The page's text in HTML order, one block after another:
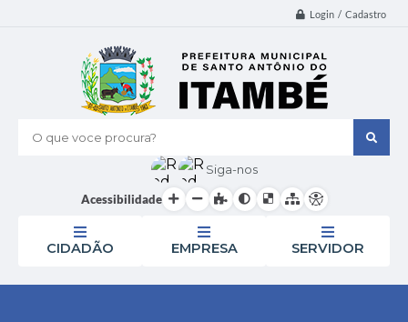
Login / Cadastro
O que voce procura?
Siga-nos
Acessibilidade
CIDADÃO EMPRESA SERVIDOR